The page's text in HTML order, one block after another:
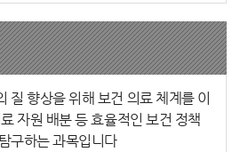
질 향상을 위해 보건 의료 체계를 이
자원 배분 등 효율적인 보건 정책
구하는 과목입니다